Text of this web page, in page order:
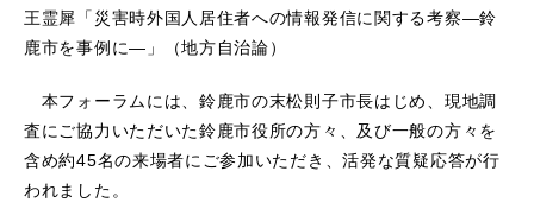
王霊犀「災害時外国人居住者への情報発信に関する考察―鈴
鹿市を事例に―」（地方自治論）
本フォーラムには、鈴鹿市の末松則子市長はじめ、現地調
査にご協力いただいた鈴鹿市役所の方々、及び一般の方々を
含め約45名の来場者にご参加いただき、活発な質疑応答が行
われました。